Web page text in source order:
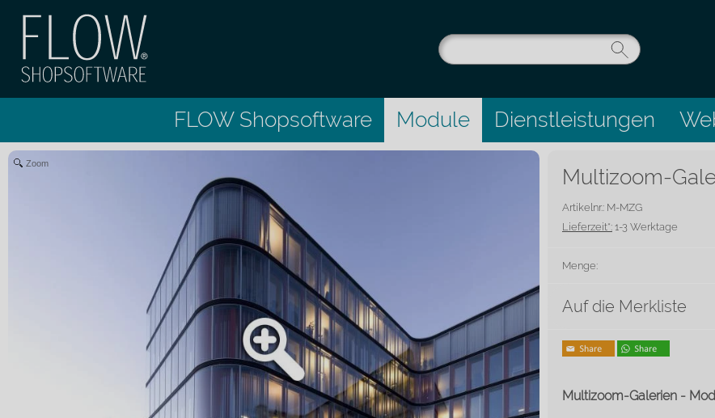
FLOW Shopsoftware Module Dienstleistungen
Zoom
Multizoom-
Artikelnr.: M-MZG
Lieferzeit*: 1-3 Werktage
Menge:
Auf die Merkliste
Multizoom-Galerien -